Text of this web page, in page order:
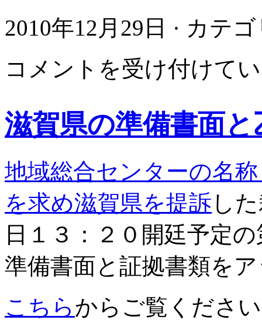
2010年12月29日 · カテ
在
日」
号
印
刷
版
売
開
始
は
コメントを受け付けて
滋賀県の準備書面と
地域総合センターの名
を求め滋賀県を提訴 し
日１３：２０開廷予定
準備書面と証拠書類を
こちらからご覧くださ